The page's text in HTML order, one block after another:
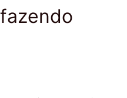
em outros idiomas?
de Ajuda?